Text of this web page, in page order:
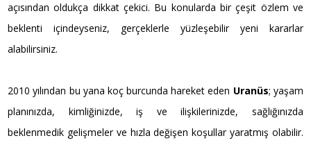
açısından oldukça dikkat çekici. Bu konularda bir çeşit özlem ve
beklenti içindeyseniz, gerçeklerle yüzleşebilir yeni kararlar
alabilirsiniz.
2010 yılından bu yana koç burcunda hareket eden Uranüs; yaşam
planınızda, kimliğinizde, iş ve ilişkilerinizde, sağlığınızda
beklenmedik gelişmeler ve hızla değişen koşullar yaratmış olabilir.